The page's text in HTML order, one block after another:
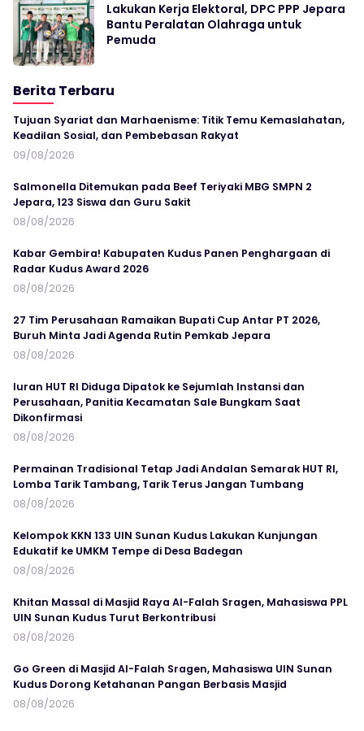
Lakukan Kerja Elektoral, DPC PPP Jepara
Bantu Peralatan Olahraga untuk
Pemuda
Berita Terbaru
Tujuan Syariat dan Marhaenisme: Titik Temu Kemaslahatan,
Keadilan Sosial, dan Pembebasan Rakyat
09/08/2026
Salmonella Ditemukan pada Beef Teriyaki MBG SMPN 2
Jepara, 123 Siswa dan Guru Sakit
08/08/2026
Kabar Gembira! Kabupaten Kudus Panen Penghargaan di
Radar Kudus Award 2026
08/08/2026
27 Tim Perusahaan Ramaikan Bupati Cup Antar PT 2026,
Buruh Minta Jadi Agenda Rutin Pemkab Jepara
08/08/2026
Iuran HUT RI Diduga Dipatok ke Sejumlah Instansi dan
Perusahaan, Panitia Kecamatan Sale Bungkam Saat
Dikonfirmasi
08/08/2026
Permainan Tradisional Tetap Jadi Andalan Semarak HUT RI,
Lomba Tarik Tambang, Tarik Terus Jangan Tumbang
08/08/2026
Kelompok KKN 133 UIN Sunan Kudus Lakukan Kunjungan
Edukatif ke UMKM Tempe di Desa Badegan
08/08/2026
Khitan Massal di Masjid Raya Al-Falah Sragen, Mahasiswa PPL
UIN Sunan Kudus Turut Berkontribusi
08/08/2026
Go Green di Masjid Al-Falah Sragen, Mahasiswa UIN Sunan
Kudus Dorong Ketahanan Pangan Berbasis Masjid
08/08/2026